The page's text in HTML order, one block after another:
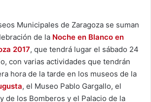
Municipales de Zaragoza se suman
de la Noche en Blanco en
2017, que tendrá lugar el sábado 24
con varias actividades que tendrán
hora de la tarde en los museos de la
, el Museo Pablo Gargallo, el
de los Bomberos y el Palacio de la